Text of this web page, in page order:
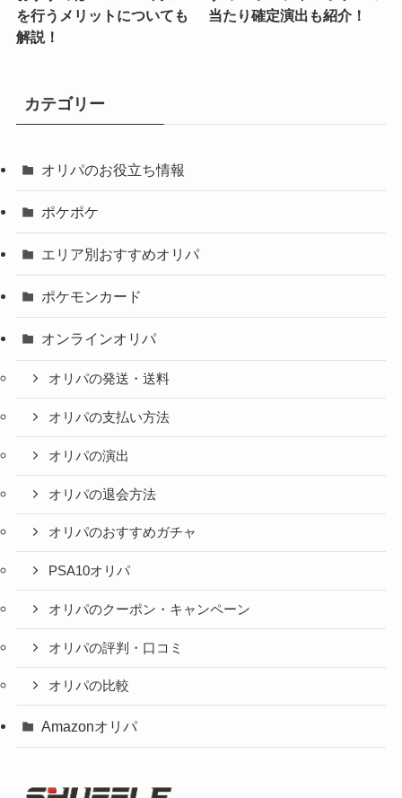
を行うメリットについても
解説！
当たり確定演出も紹介！
カテゴリー
オリパのお役立ち情報
ポケポケ
エリア別おすすめオリパ
ポケモンカード
オンラインオリパ
オリパの発送・送料
オリパの支払い方法
オリパの演出
オリパの退会方法
オリパのおすすめガチャ
PSA10オリパ
オリパのクーポン・キャンペーン
オリパの評判・口コミ
オリパの比較
Amazonオリパ